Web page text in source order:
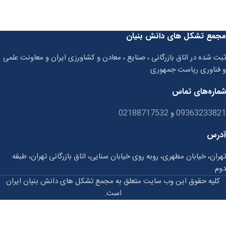
مجمع تشکل های دانش بنیان
ثبت شده در اتاق بازرگانی ، صنایع ، معادن و کشاورزی ایران و معاونت علمی
و فناوری ریاست جمهوری
شماره‌های تماس
09363233821و 02188717532
آدرس
تهران، خیابان مطهری، روبه روی خیابان سنایی، اتاق بازرگانی تهران، طبقه
دوم
کلیه حقوق این وب سایت متعلق به مجمع تشکل های دانش بنیان ایران
است.